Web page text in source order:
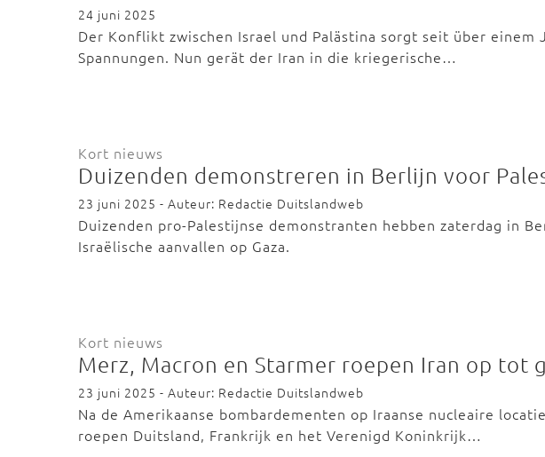
24 juni 2025
Der Konflikt zwischen Israel und Palästina sorgt seit über
Spannungen. Nun gerät der Iran in die kriegerische…
Kort nieuws
Duizenden demonstreren in Berlijn voor
23 juni 2025 - Auteur: Redactie Duitslandweb
Duizenden pro-Palestijnse demonstranten hebben zaterdag in
Israëlische aanvallen op Gaza.
Kort nieuws
Merz, Macron en Starmer roepen Iran op tot
23 juni 2025 - Auteur: Redactie Duitslandweb
Na de Amerikaanse bombardementen op Iraanse nucleaire
roepen Duitsland, Frankrijk en het Verenigd Koninkrijk…